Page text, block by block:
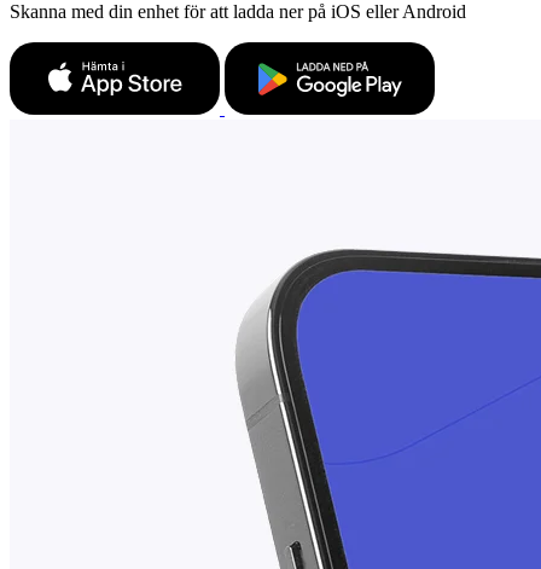
Skanna med din enhet för att ladda ner på iOS eller Android